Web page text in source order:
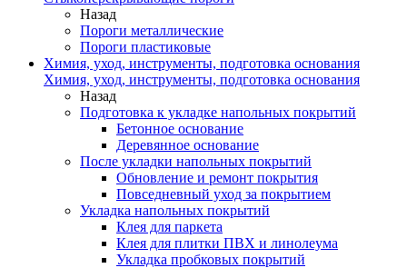
Назад
Пороги металлические
Пороги пластиковые
Химия, уход, инструменты, подготовка основания
Химия, уход, инструменты, подготовка основания
Назад
Подготовка к укладке напольных покрытий
Бетонное основание
Деревянное основание
После укладки напольных покрытий
Обновление и ремонт покрытия
Повседневный уход за покрытием
Укладка напольных покрытий
Клея для паркета
Клея для плитки ПВХ и линолеума
Укладка пробковых покрытий